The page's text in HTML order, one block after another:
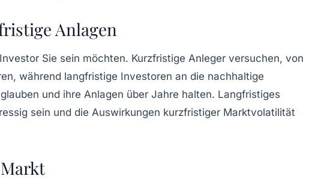
Anlagen
Sie sein möchten. Kurzfristige Anleger versuchen, von
während langfristige Investoren an die nachhaltige
und ihre Anlagen über Jahre halten. Langfristiges
sein und die Auswirkungen kurzfristiger Marktvolatilität